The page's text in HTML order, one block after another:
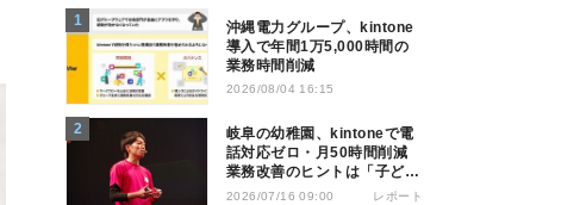
沖縄電力グループ、kintone
導入で年間1万5,000時間の
業務時間削減
2026/08/04 16:15
岐阜の幼稚園、kintoneで電
話対応ゼロ・月50時間削減
業務改善のヒントは「子ども
の遊び」
2026/07/16 09:00 レポート